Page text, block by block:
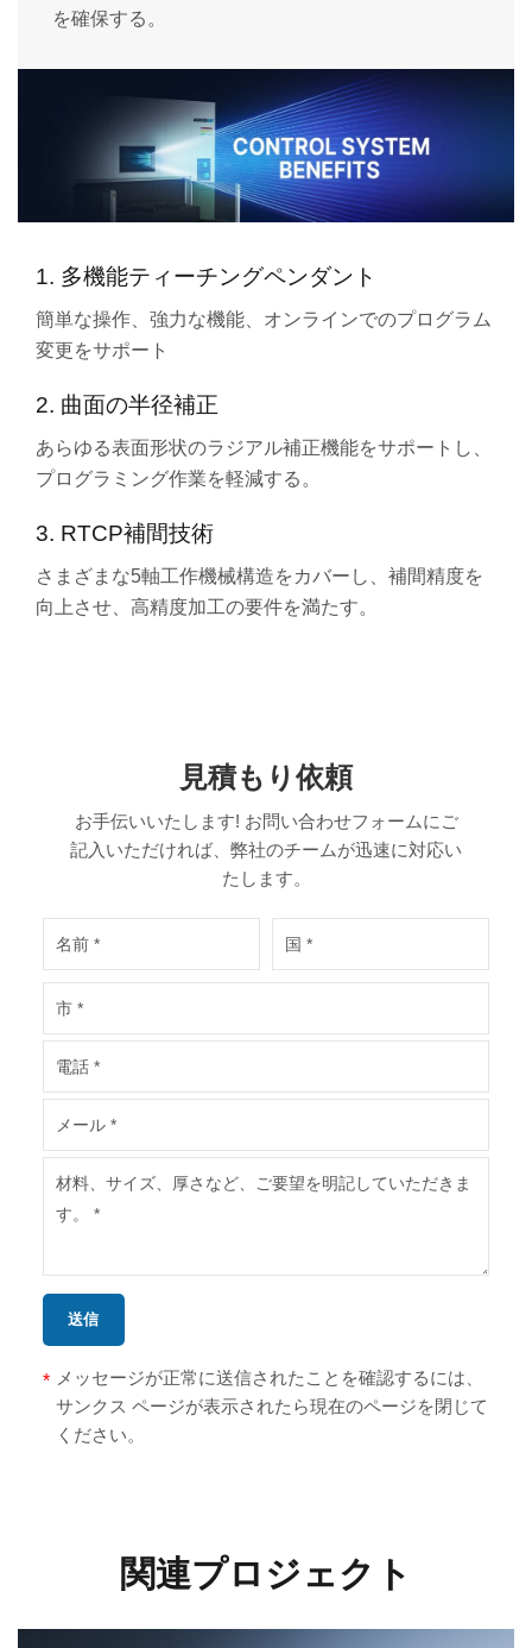
を確保する。
1. 多機能ティーチングペンダント
簡単な操作、強力な機能、オンラインでのプログラム
変更をサポート
2. 曲面の半径補正
あらゆる表面形状のラジアル補正機能をサポートし、
プログラミング作業を軽減する。
3. RTCP補間技術
さまざまな5軸工作機械構造をカバーし、補間精度を
向上させ、高精度加工の要件を満たす。
見積もり依頼
お手伝いいたします! お問い合わせフォームにご
記入いただければ、弊社のチームが迅速に対応い
たします。
送信
* メッセージが正常に送信されたことを確認するには、
サンクス ページが表示されたら現在のページを閉じて
ください。
関連プロジェクト